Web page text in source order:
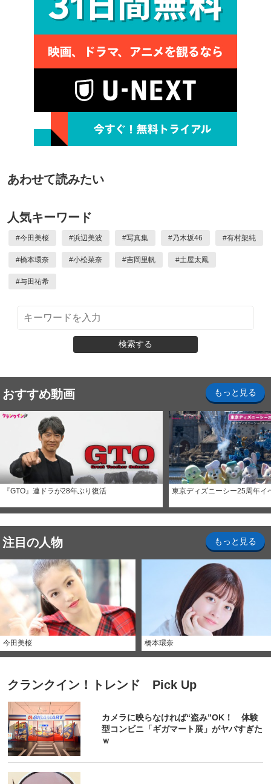
あわせて読みたい
人気キーワード
#今田美桜 #浜辺美波 #写真集 #乃木坂46 #有村架純
#橋本環奈 #小松菜奈 #吉岡里帆 #土屋太鳳
#与田祐希
検索する
おすすめ動画 もっと見る
『GTO』連ドラが28年ぶり復活 東京ディズニーシー25周年イ
注目の人物 もっと見る
今田美桜 橋本環奈
クランクイン！トレンド Pick Up
カメラに映らなければ“盗み”OK！ 体験
型コンビニ「ギガマート展」がヤバすぎた
ｗ